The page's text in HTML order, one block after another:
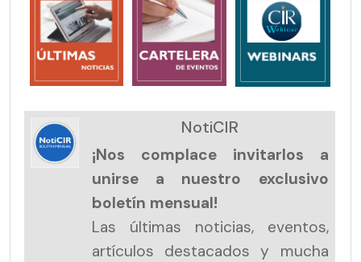
NotiCIR
¡Nos complace invitarlos a
unirse a nuestro exclusivo
boletín mensual!
Las últimas noticias, eventos,
artículos destacados y mucha